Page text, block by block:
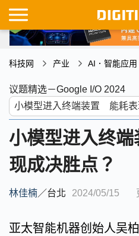
科技网 产业 AI．智能应
议题精选－Google I/O 2024
小模型进入终
现成决胜点？
林佳楠／台北 2024/05/15
亚太智能机器创始人吴